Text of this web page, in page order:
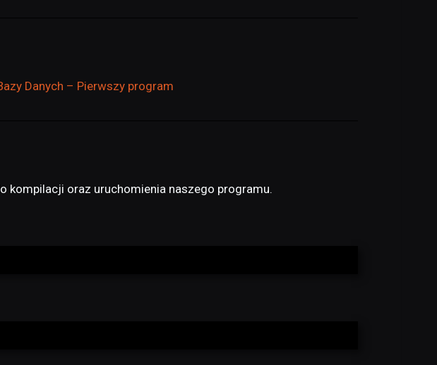
Danych – Pierwszy program
kompilacji oraz uruchomienia naszego programu.